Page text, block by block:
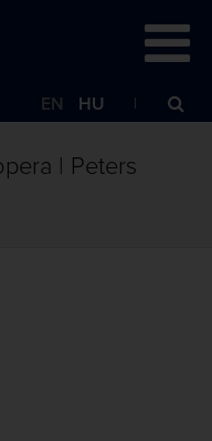
EN HU
| Peters